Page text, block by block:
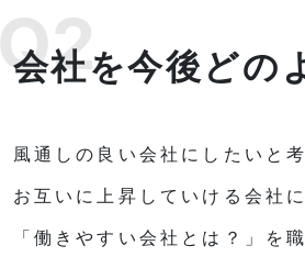
Q2
会社を今後どの
風通しの良い会社にしたいと
お互いに上昇していける会社
「働きやすい会社とは？」を